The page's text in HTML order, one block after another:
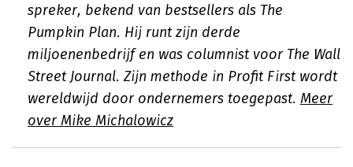
spreker, bekend van bestsellers als The
Pumpkin Plan. Hij runt zijn derde
miljoenenbedrijf en was columnist voor The Wall
Street Journal. Zijn methode in Profit First wordt
wereldwijd door ondernemers toegepast. Meer
over Mike Michalowicz